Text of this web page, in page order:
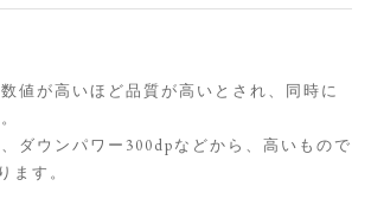
値が高いほど品質が高いとされ、同時に
ダウンパワー300dpなどから、高いもので
ます。